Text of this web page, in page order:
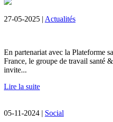
27-05-2025 | Actualités
En partenariat avec la Plateforme
France, le groupe de travail santé
invite...
Lire la suite
05-11-2024 | Social